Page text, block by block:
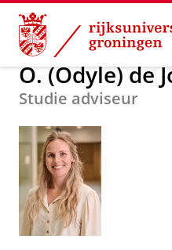
Skip
Content
Skip
Navigation
Over ons O.
O. (Odyle) de
Studie adviseur